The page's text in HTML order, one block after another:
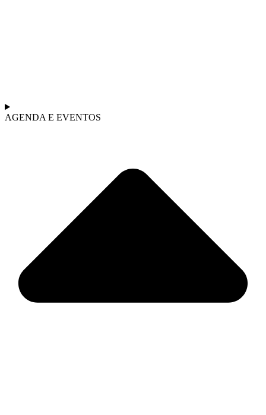
AGENDA E EVENTOS